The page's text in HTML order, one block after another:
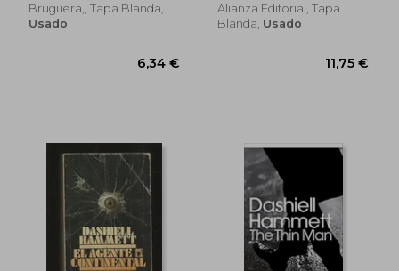
Bruguera,, Tapa Blanda,
Usado
Alianza Editorial, Tapa
Blanda, Usado